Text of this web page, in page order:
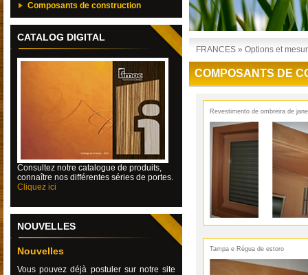
Composants de construction
CATALOG DIGITAL
Consultez notre catalogue de produits,
connaître nos différentes séries de portes.
Cliquez ici
NOUVELLES
Nouvelles
Vous pouvez déjà postuler sur notre site
FRANCES » Options et
COMPOSANTS DE
Revestimento de ombreira de
Tampa e Régua de estoro